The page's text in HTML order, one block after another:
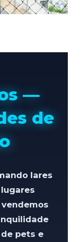
—
de
lares
vendemos
de pets e